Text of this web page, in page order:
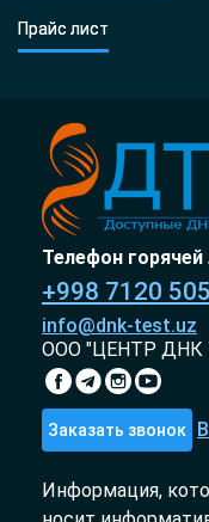
Прайс лист
Телефон горячей
+998 7120
info@dnk-test.uz
ООО "ЦЕНТР ДНК
Заказать звонок
Информация,